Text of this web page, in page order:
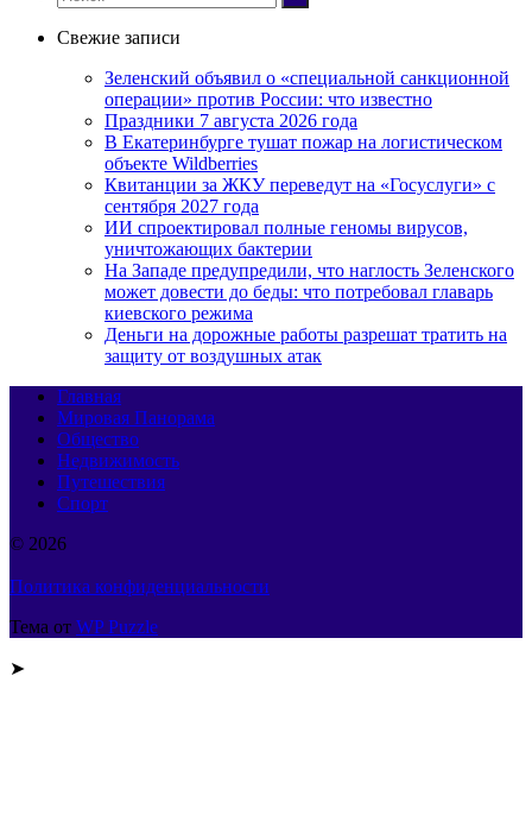
Свежие записи
Зеленский объявил о «специальной санкционной
операции» против России: что известно
Праздники 7 августа 2026 года
В Екатеринбурге тушат пожар на логистическом
объекте Wildberries
Квитанции за ЖКУ переведут на «Госуслуги» с
сентября 2027 года
ИИ спроектировал полные геномы вирусов,
уничтожающих бактерии
На Западе предупредили, что наглость Зеленского
может довести до беды: что потребовал главарь
киевского режима
Деньги на дорожные работы разрешат тратить на
защиту от воздушных атак
Главная
Мировая Панорама
Общество
Недвижимость
Путешествия
Спорт
© 2026
Политика конфиденциальности
Тема от WP Puzzle
➤